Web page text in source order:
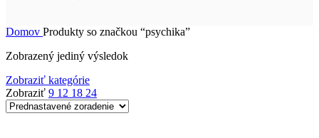
Domov Produkty so značkou “psychika”
Zobrazený jediný výsledok
Zobraziť kategórie
Zobraziť 9 12 18 24